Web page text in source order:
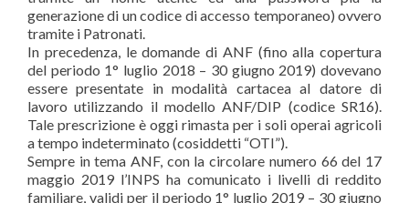
generazione di un codice di accesso temporaneo) ovvero
tramite i Patronati.
In precedenza, le domande di ANF (fino alla copertura
del periodo 1° luglio 2018 – 30 giugno 2019) dovevano
essere presentate in modalità cartacea al datore di
lavoro utilizzando il modello ANF/DIP (codice SR16).
Tale prescrizione è oggi rimasta per i soli operai agricoli
a tempo indeterminato (cosiddetti “OTI”).
Sempre in tema ANF, con la circolare numero 66 del 17
maggio 2019 l’INPS ha comunicato i livelli di reddito
familiare, validi per il periodo 1° luglio 2019 – 30 giugno